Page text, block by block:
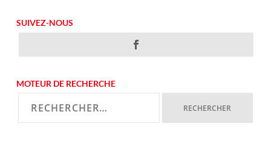
SUIVEZ-NOUS
MOTEUR DE RECHERCHE